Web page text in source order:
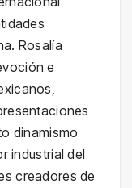
Rosalía
e
dinamismo
industrial del
creadores de